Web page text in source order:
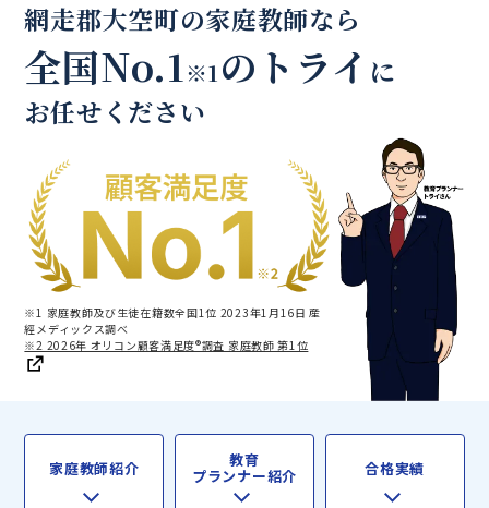
網走郡大空町の家庭教師なら
全国No.1※1のトライ に
お任せください
※1 家庭教師及び生徒在籍数全国1位 2023年1月16日 産
經メディックス調べ
※2 2026年 オリコン顧客満足度®調査 家庭教師 第1位
家庭教師紹介 教育
プランナー紹介 合格実績